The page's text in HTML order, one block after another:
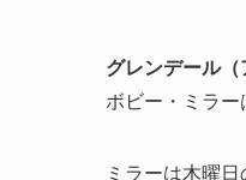
グレンデール
ボビー・ミラ
ミラーは木曜